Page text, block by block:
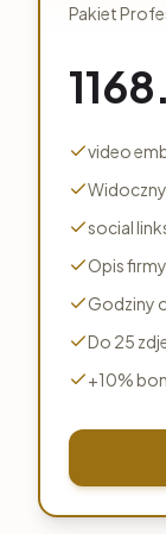
Pakiet
video
social
Opis firmy
Godziny
Do 25
+10%